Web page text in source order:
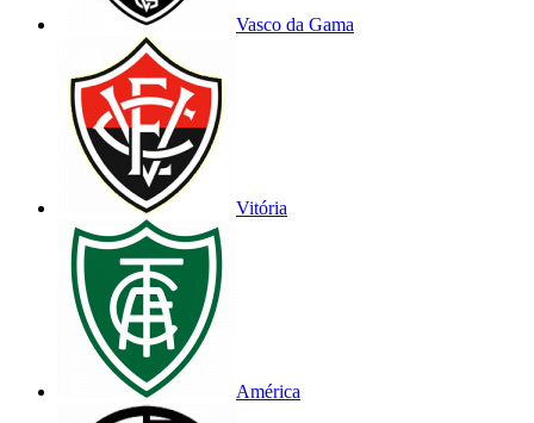
Vasco da Gama
Vitória
América